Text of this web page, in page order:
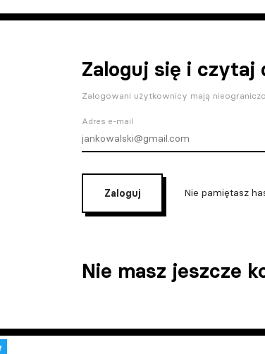
Zaloguj się i czytaj
Zalogowani użytkownicy mają
Adres e-mail
Zaloguj Nie pamiętasz
Nie masz jeszcze